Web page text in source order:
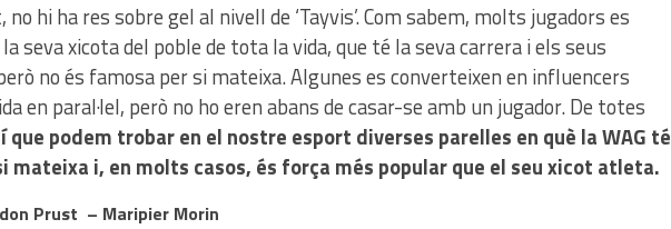
hi ha res sobre gel al nivell de ‘Tayvis’. Com sabem, molts jugadors es
seva xicota del poble de tota la vida, que té la seva carrera i els seus
no és famosa per si mateixa. Algunes es converteixen en influencers
en paral·lel, però no ho eren abans de casar-se amb un jugador. De totes
que podem trobar en el nostre esport diverses parelles en què la WAG té
mateixa i, en molts casos, és força més popular que el seu xicot atleta.
Prust – Maripier Morin